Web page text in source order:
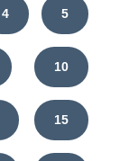
4 5
10
15